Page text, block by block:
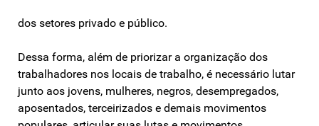
dos setores privado e público.
Dessa forma, além de priorizar a organização dos
trabalhadores nos locais de trabalho, é necessário lutar
junto aos jovens, mulheres, negros, desempregados,
aposentados, terceirizados e demais movimentos